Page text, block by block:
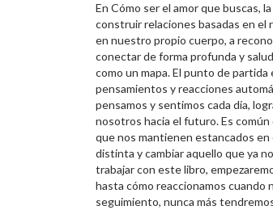
En Cómo ser el amor que buscas,
construir relaciones basadas en el
en nuestro propio cuerpo, a
conectar de forma profunda y
como un mapa. El punto de
pensamientos y reacciones
pensamos y sentimos cada día,
nosotros hacia el futuro. Es
que nos mantienen estancados en
distinta y cambiar aquello que ya
trabajar con este libro,
hasta cómo reaccionamos cuando
seguimiento, nunca más